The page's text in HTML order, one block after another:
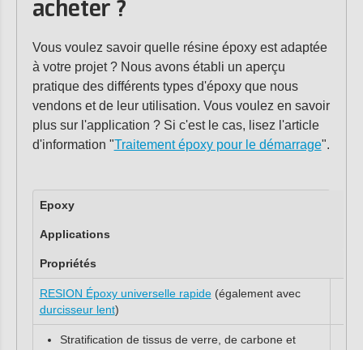
acheter ?
Vous voulez savoir quelle résine époxy est adaptée
à votre projet ? Nous avons établi un aperçu
pratique des différents types d'époxy que nous
vendons et de leur utilisation. Vous voulez en savoir
plus sur l'application ? Si c'est le cas, lisez l'article
d'information "Traitement époxy pour le démarrage".
Epoxy
Applications
Propriétés
RESION Époxy universelle rapide(également avec
durcisseur lent)
Stratification de tissus de verre, de carbone et